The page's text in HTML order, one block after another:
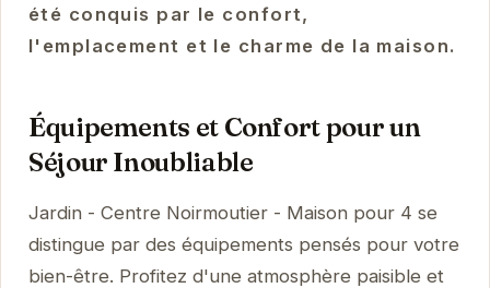
été conquis par le confort,
l'emplacement et le charme de la maison.
Équipements et Confort pour un
Séjour Inoubliable
Jardin - Centre Noirmoutier - Maison pour 4 se
distingue par des équipements pensés pour votre
bien-être. Profitez d'une atmosphère paisible et